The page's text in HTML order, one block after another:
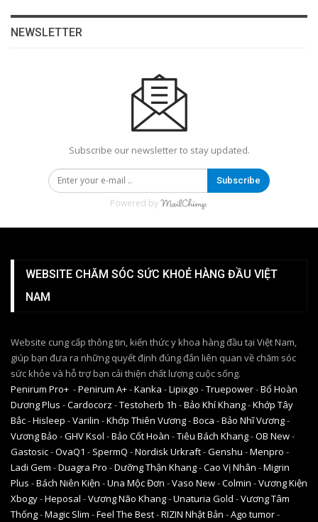
NEWSLETTER
Subscribe our newsletter to stay updated.
Subscribe
Powered by
WEBSITE CHĂM SÓC SỨC KHOẺ HÀNG ĐẦU VIỆT
NAM
Website cung cấp thông tin, kiến thức y khoa hàng đầu tại Việt Nam,
giúp bạn đưa ra những quyết định đúng đắn liên quan về chăm sóc
sức khỏe và hỗ trợ bạn cải thiện chất lượng cuộc sống.
Penirum Pro+ -Penirum A+-Kanka -Lipixgo -Truepower-Bổ Hoàn
Dương Plus -Cardocorz -Testoherb 1h -Bảo Khí Khang-Khớp Tây
Bắc-Hisleep -Varilin -Khớp Thiên Vương-Boca -Bảo Nhĩ Vương-
Vương Bảo -GHV Ksol -Bảo Cốt Hoàn -Tiêu Bách Khang-OB New-
Gastosic-OvaQ1 - SpermQ -Nordisk Urkraft-Genshu -Menpro -
Ladi Gem -Duagra Pro -Dưỡng Thận Khang-Cao Vị Nhân -Migrin
Plus -Bách Niên Kiện -Una Mộc Đơn -Vaso New-Colmin -Vương Kiện
Xbogy-Heposal -Vương Não Khang-Unaturia Gold -Vương Tâm
Thống-Magic Slim -Feel The Best-RIZIN Nhật Bản -Ago tumor-